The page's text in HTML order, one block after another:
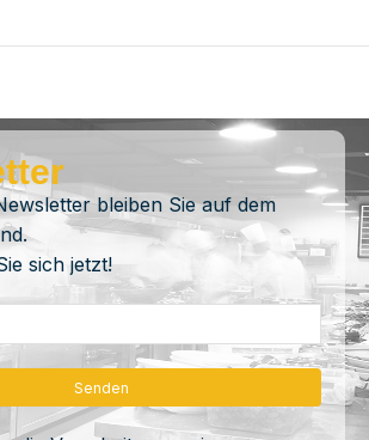
bleiben Sie auf dem
sich jetzt!